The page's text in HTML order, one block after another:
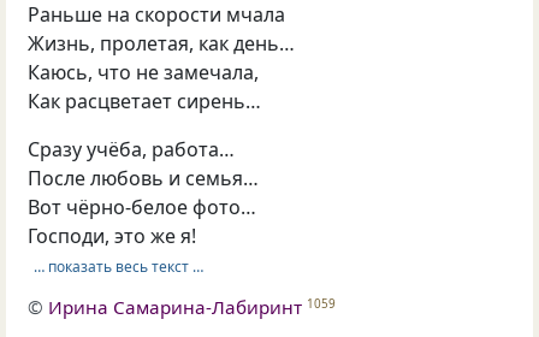
Раньше на скорости мчала
Жизнь, пролетая, как день…
Каюсь, что не замечала,
Как расцветает сирень…
Сразу учёба, работа…
После любовь и семья…
Вот чёрно-белое фото…
Господи, это же я!
… показать весь текст …
© Ирина Самарина-Лабиринт 1059